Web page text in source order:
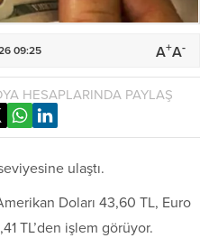
09:25 A+A-
HESAPLARINDA PAYLAŞ
ulaştı.
Doları 43,60 TL, Euro
TL’den işlem görüyor.